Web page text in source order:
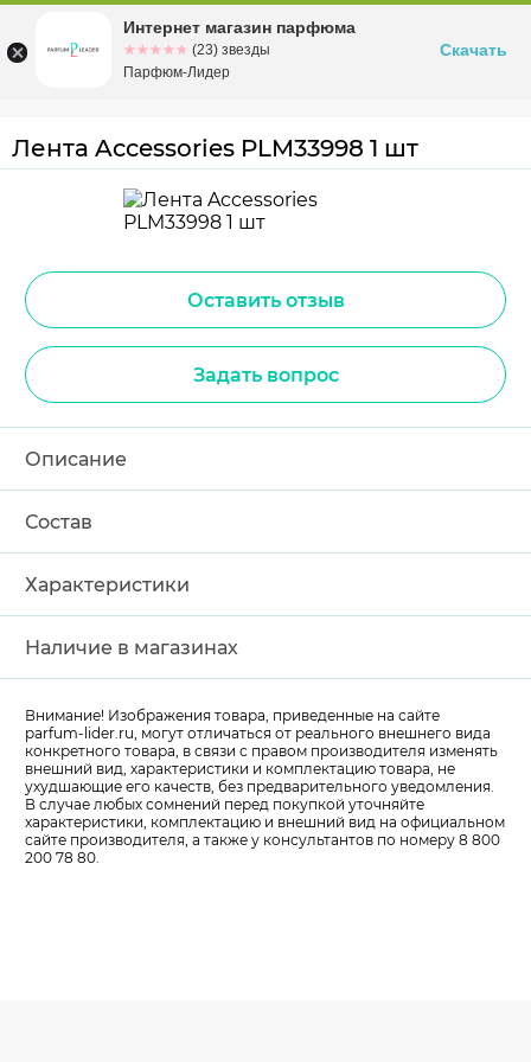
Омскул. Заозерная, 11, к. 1
Лента Accessories PLM33998 1 шт
Оставить отзыв
Задать вопрос
Описание
Состав
Характеристики
Наличие в магазинах
Внимание! Изображения товара, приведенные на сайте
parfum-lider.ru, могут отличаться от реального внешнего вида
конкретного товара, в связи с правом производителя изменять
внешний вид, характеристики и комплектацию товара, не
ухудшающие его качеств, без предварительного уведомления.
В случае любых сомнений перед покупкой уточняйте
характеристики, комплектацию и внешний вид на официальном
сайте производителя, а также у консультантов по номеру 8 800
200 78 80.
Интернет магазин парфюма
☆☆☆☆☆
★★★★★ (23) звезды
Парфюм-Лидер
Скачать